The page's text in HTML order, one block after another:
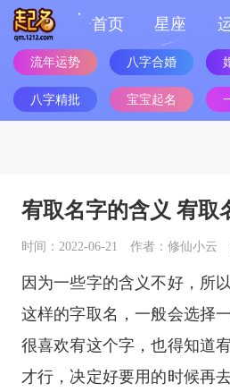
首页 星座
流年运势 八字合婚
八字精批 宝宝起名
宥取名字的含义 宥取
时间：2022-06-21 作者：修仙小云
因为一些字的含义不好，所
这样的字取名，一般会选择
很喜欢宥这个字，也得知道
才行，决定好要用的时候再